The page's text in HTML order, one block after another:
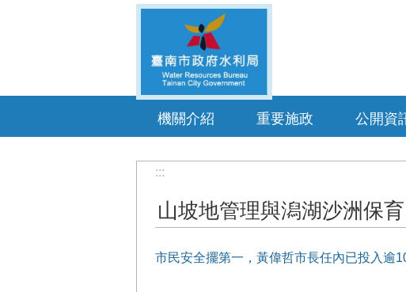
機關介紹 重要施政 公開資
:::
山坡地管理與潟湖沙洲保育
市民安全擺第一，黃偉哲市長任內已投入逾